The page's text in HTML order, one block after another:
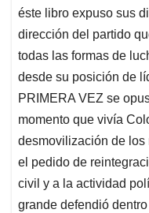
éste libro expuso sus
dirección del partido
todas las formas de
desde su posición de
PRIMERA VEZ se
momento que vivía
desmovilización de los
el pedido de
civil y a la actividad
grande defendió